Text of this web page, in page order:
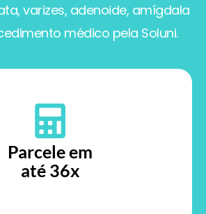
varizes, adenoide, amígdala
médico pela Soluni.
Parcele em
até 36x